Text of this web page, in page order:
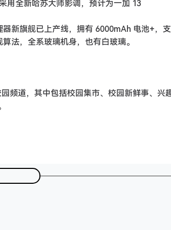
用全新哈苏大师影调，预计为一加 13
新旗舰已上产线，拥有 6000mAh 电池+，
法，全系玻璃机身，也有白玻璃。
频道，其中包括校园集市、校园新鲜事、兴趣